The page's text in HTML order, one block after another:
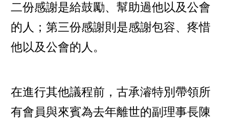
二份感謝是給鼓勵、幫助過他以及公會
的人；第三份感謝則是感謝包容、疼惜
他以及公會的人。
在進行其他議程前，古承濬特別帶領所
有會員與來賓為去年離世的副理事長陳